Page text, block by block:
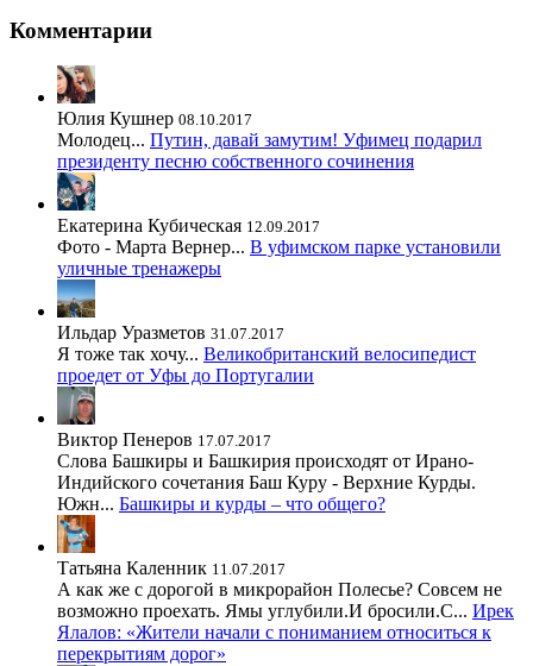
Комментарии
Юлия Кушнер 08.10.2017
Молодец... Путин, давай замутим! Уфимец подарил
президенту песню собственного сочинения
Екатерина Кубическая 12.09.2017
Фото - Марта Вернер... В уфимском парке установили
уличные тренажеры
Ильдар Уразметов 31.07.2017
Я тоже так хочу... Великобританский велосипедист
проедет от Уфы до Португалии
Виктор Пенеров 17.07.2017
Слова Башкиры и Башкирия происходят от Ирано-
Индийского сочетания Баш Куру - Верхние Курды.
Южн... Башкиры и курды – что общего?
Татьяна Каленник 11.07.2017
А как же с дорогой в микрорайон Полесье? Совсем не
возможно проехать. Ямы углубили.И бросили.С... Ирек
Ялалов: «Жители начали с пониманием относиться к
перекрытиям дорог»